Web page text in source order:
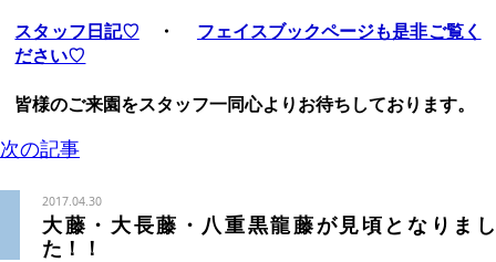
スタッフ日記♡ ・
フェイスブックページも是非ご覧く
ださい♡
皆様のご来園をスタッフ一同心よりお待ちしております。
次の記事
2017.04.30
大藤・大長藤・八重黒龍藤が見頃となりまし
た！！